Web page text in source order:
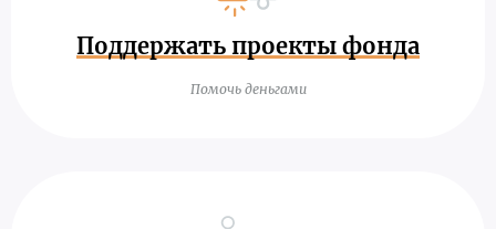
Поддержать проекты фонда
Помочь деньгами